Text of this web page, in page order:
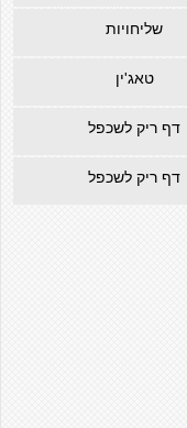
שליחויות
טאג'ין
דף ריק לשכפל
דף ריק לשכפל